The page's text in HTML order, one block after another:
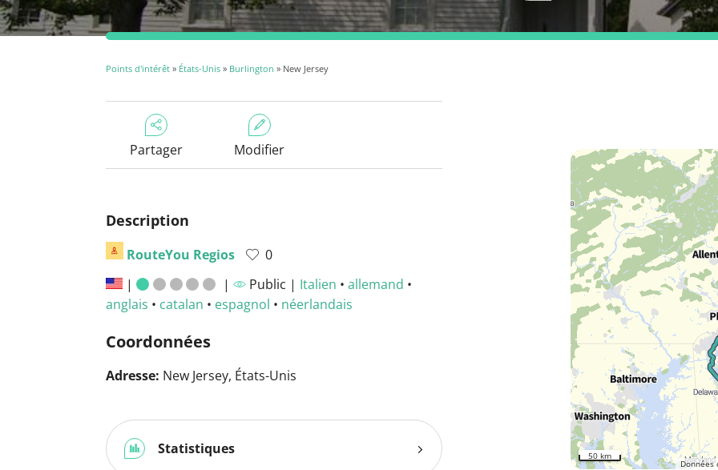
Points d'intérêt » États-Unis » Burlington » New Jersey
Partager Modifier
Description
RouteYou Regios
0
|
| Public | Italien • allemand •
anglais • catalan • espagnol • néerlandais
Coordonnées
Adresse: New Jersey, États-Unis
Statistiques
Données
50 km